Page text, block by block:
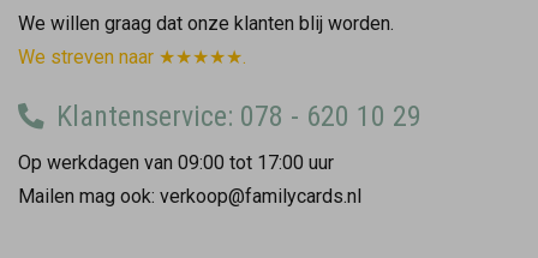
We willen graag dat onze klanten blij worden.
We streven naar ★★★★★.
Klantenservice: 078 - 620 10 29
Op werkdagen van 09:00 tot 17:00 uur
Mailen mag ook: verkoop@familycards.nl